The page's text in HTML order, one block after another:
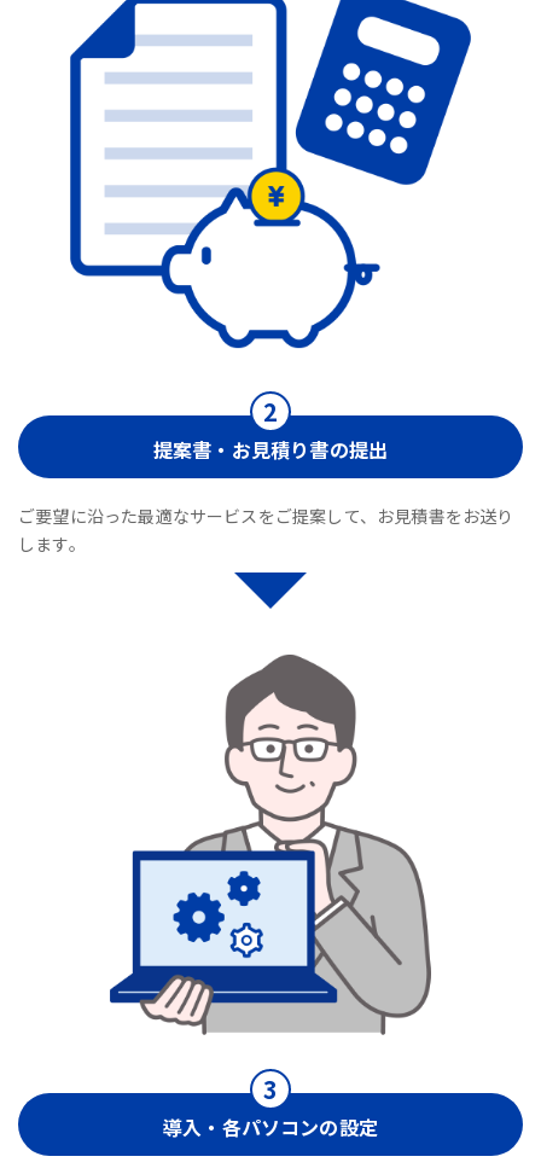
提案書・お見積り書の提出
ご要望に沿った最適なサービスをご提案して、お見積書をお送り
します。
導入・各パソコンの設定